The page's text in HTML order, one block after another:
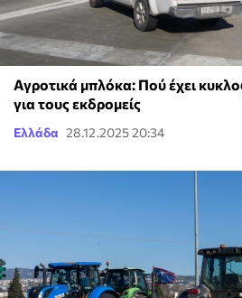
Αγροτικά μπλόκα: Πού έχει
για τους εκδρομείς
Ελλάδα 28.12.2025 20:34